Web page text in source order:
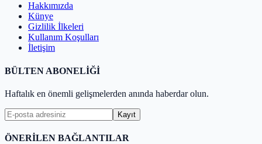
Hakkımızda
Künye
Gizlilik İlkeleri
Kullanım Koşulları
İletişim
BÜLTEN ABONELİĞİ
Haftalık en önemli gelişmelerden anında haberdar olun.
Kayıt
ÖNERİLEN BAĞLANTILAR